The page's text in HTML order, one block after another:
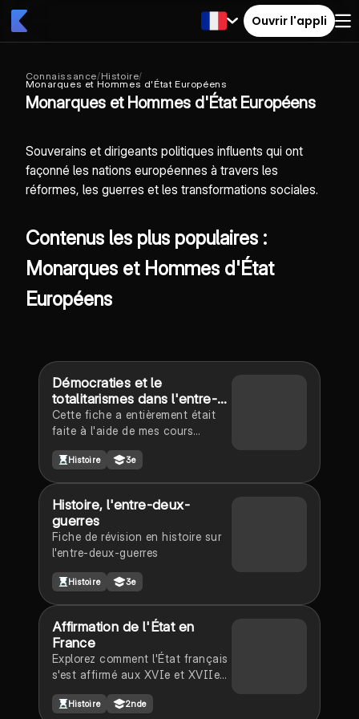
Ouvrir l'appli
Connaissance/Histoire/
Monarques et Hommes d'État Européens
Monarques et Hommes d'État Européens
Souverains et dirigeants politiques influents qui ont
façonné les nations européennes à travers les
réformes, les guerres et les transformations sociales.
Contenus les plus populaires :
Monarques et Hommes d'État
Européens
Démocraties et le
totalitarismes dans l'entre-
deux-guerres
Cette fiche a entièrement était
faite à l'aide de mes cours
comprendre les démocraties et le
totalitarismes dans l'entre-deux-
dessus. Je vous souhaite de
bonnes révisions ! 🙂
Histoire 3e
Histoire, l'entre-deux-
guerres
Fiche de révision en histoire sur
l'entre-deux-guerres
Histoire 3e
Affirmation de l'État en
France
Explorez comment l'État français
s'est affirmé aux XVIe et XVIIe
politiques, religieuses et
Histoire 2nde